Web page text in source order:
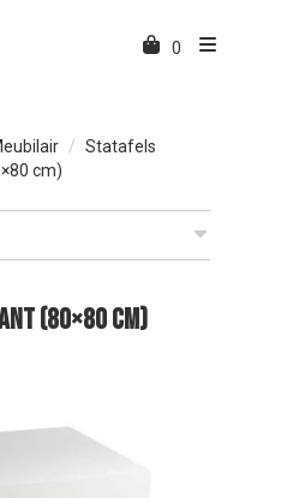
0
Statafels
cm)
(80×80 cm)